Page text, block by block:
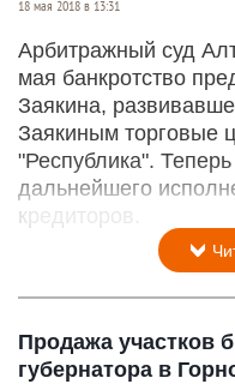
18 мая 2018 в 13:31
Арбитражный суд
мая банкротство
Заякина,
Заякиным торговые
"Республика".
дальнейшего
кредиторов.
Продажа участков
губернатора в